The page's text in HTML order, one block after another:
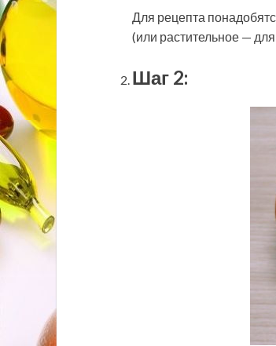
Для рецепта
(или растительное —
Шаг 2: